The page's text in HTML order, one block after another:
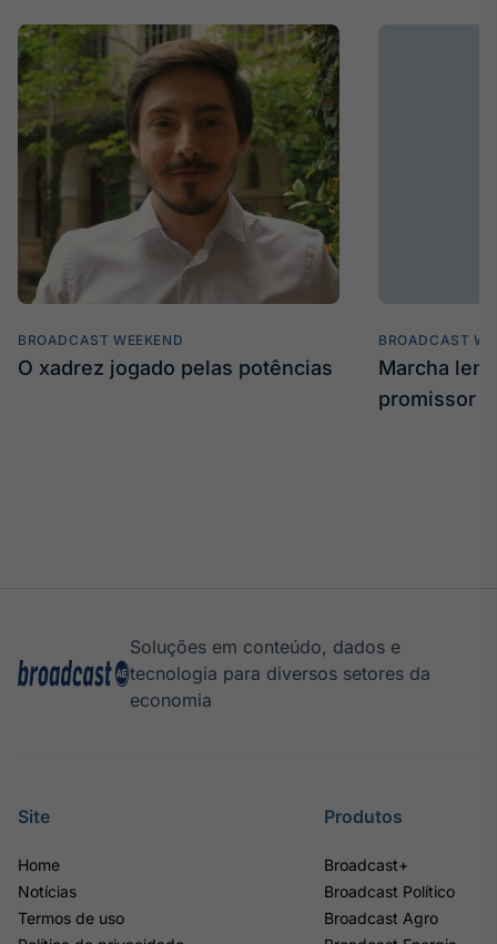
BROADCAST WEEKEND
O xadrez jogado pelas potências
BROADCAST
Marcha
promissor
Soluções em conteúdo, dados e
tecnologia para diversos setores da
economia
Site
Home
Notícias
Termos de uso
Produtos
Broadcast+
Broadcast Político
Broadcast Agro